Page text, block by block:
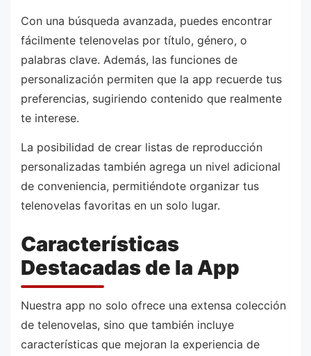
Con una búsqueda avanzada, puedes encontrar
fácilmente telenovelas por título, género, o
palabras clave. Además, las funciones de
personalización permiten que la app recuerde tus
preferencias, sugiriendo contenido que realmente
te interese.
La posibilidad de crear listas de reproducción
personalizadas también agrega un nivel adicional
de conveniencia, permitiéndote organizar tus
telenovelas favoritas en un solo lugar.
Características
Destacadas de la App
Nuestra app no solo ofrece una extensa colección
de telenovelas, sino que también incluye
características que mejoran la experiencia de